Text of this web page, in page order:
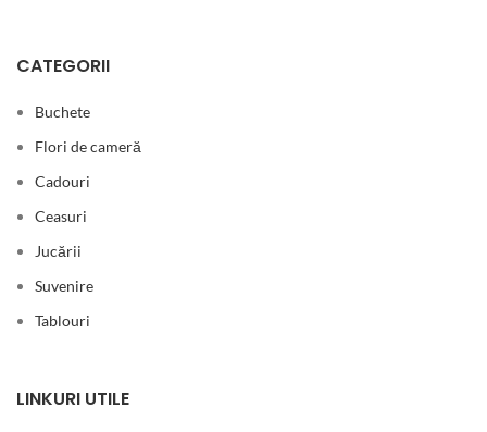
CATEGORII
Buchete
Flori de cameră
Cadouri
Ceasuri
Jucării
Suvenire
Tablouri
LINKURI UTILE